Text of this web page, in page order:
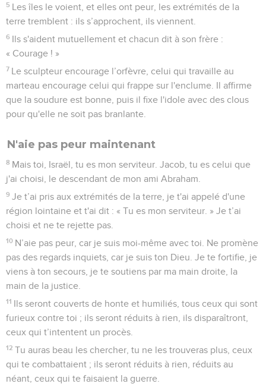
5 Les îles le voient, et elles ont peur, les extrémités de la
terre tremblent : ils s’approchent, ils viennent.
6 Ils s'aident mutuellement et chacun dit à son frère :
« Courage ! »
7 Le sculpteur encourage l’orfèvre, celui qui travaille au
marteau encourage celui qui frappe sur l'enclume. Il affirme
que la soudure est bonne, puis il fixe l'idole avec des clous
pour qu'elle ne soit pas branlante.
N'aie pas peur maintenant
8 Mais toi, Israël, tu es mon serviteur. Jacob, tu es celui que
j'ai choisi, le descendant de mon ami Abraham.
9 Je t’ai pris aux extrémités de la terre, je t'ai appelé d'une
région lointaine et t'ai dit : « Tu es mon serviteur. » Je t’ai
choisi et ne te rejette pas.
10 N’aie pas peur, car je suis moi-même avec toi. Ne promène
pas des regards inquiets, car je suis ton Dieu. Je te fortifie, je
viens à ton secours, je te soutiens par ma main droite, la
main de la justice.
11 Ils seront couverts de honte et humiliés, tous ceux qui sont
furieux contre toi ; ils seront réduits à rien, ils disparaîtront,
ceux qui t’intentent un procès.
12 Tu auras beau les chercher, tu ne les trouveras plus, ceux
qui te combattaient ; ils seront réduits à rien, réduits au
néant, ceux qui te faisaient la guerre.